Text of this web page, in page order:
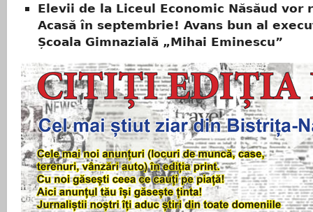
Elevii de la Liceul Economic Năsăud vor
Acasă în septembrie! Avans bun al
Școala Gimnazială „Mihai Eminescu”